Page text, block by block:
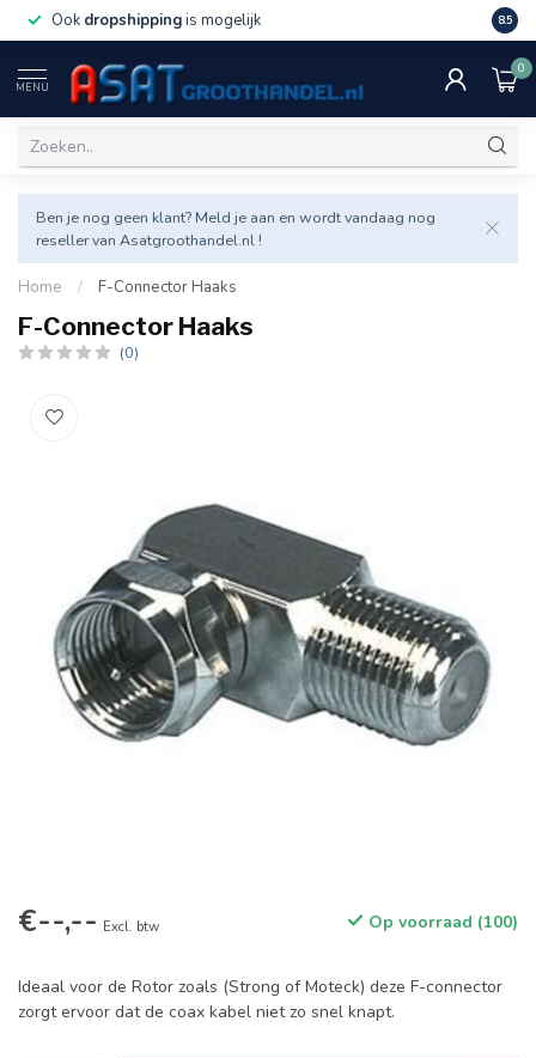
Ook dropshippingis mogelijk Veel
8.5
MENU
0
Ben je nog geen klant? Meld je aan en wordt vandaag nog
reseller van Asatgroothandel.nl !
Home / F-Connector Haaks
F-Connector Haaks
(0)
€--,-- Excl. btw Op voorraad (100)
Ideaal voor de Rotor zoals (Strong of Moteck) deze F-connector
zorgt ervoor dat de coax kabel niet zo snel knapt.